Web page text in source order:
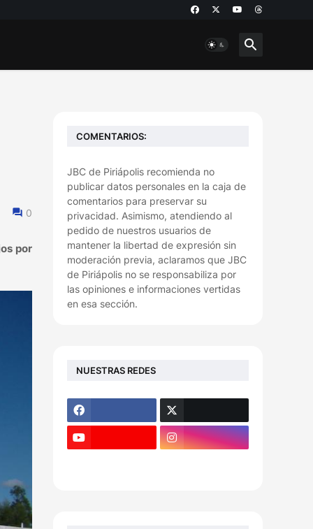
0
por
COMENTARIOS:
JBC de Piriápolis recomienda no
publicar datos personales en la caja de
comentarios para preservar su
privacidad. Asimismo, atendiendo al
pedido de nuestros usuarios de
mantener la libertad de expresión sin
moderación previa, aclaramos que JBC
de Piriápolis no se responsabiliza por
las opiniones e informaciones vertidas
en esa sección.
NUESTRAS REDES